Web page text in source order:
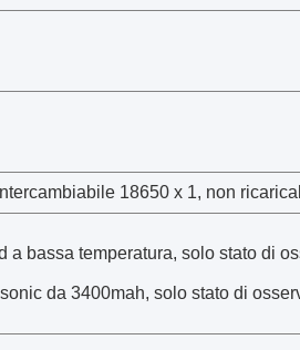
18650 x 1, non
a bassa temperatura, solo stato di
da 3400mah, solo stato di